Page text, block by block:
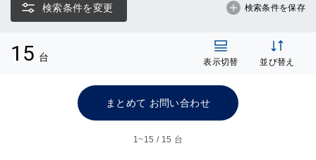
検索条件を変更 検索条件を保存
15 台 表示切替 並び替え
まとめて お問い合わせ
1~15 / 15 台